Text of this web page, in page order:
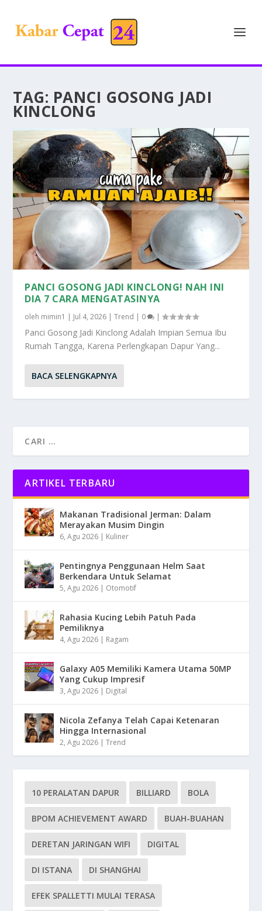
TAG: PANCI GOSONG JADI
KINCLONG
PANCI GOSONG JADI KINCLONG! NAH INI
DIA 7 CARA MENGATASINYA
oleh mimin1 | Jul 4, 2026 |Trend | 0 |
Panci Gosong Jadi Kinclong Adalah Impian Semua Ibu
Rumah Tangga, Karena Perlengkapan Dapur Yang...
BACA SELENGKAPNYA
ARTIKEL TERBARU
Makanan Tradisional Jerman: Dalam
Merayakan Musim Dingin
6, Agu 2026 | Kuliner
Pentingnya Penggunaan Helm Saat
Berkendara Untuk Selamat
5, Agu 2026 | Otomotif
Rahasia Kucing Lebih Patuh Pada
Pemiliknya
4, Agu 2026 | Ragam
Galaxy A05 Memiliki Kamera Utama 50MP
Yang Cukup Impresif
3, Agu 2026 | Digital
Nicola Zefanya Telah Capai Ketenaran
Hingga Internasional
2, Agu 2026 |Trend
10 PERALATAN DAPUR BILLIARD BOLA
BPOM ACHIEVEMENT AWARD BUAH-BUAHAN
DERETAN JARINGAN WIFI DIGITAL
DI ISTANA DI SHANGHAI
EFEK SPALLETTI MULAI TERASA